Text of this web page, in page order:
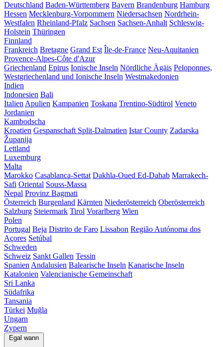
Deutschland Baden-Württemberg Bayern Brandenburg Hamburg
Hessen Mecklenburg-Vorpommern Niedersachsen Nordrhein-
Westfalen Rheinland-Pfalz Sachsen Sachsen-Anhalt Schleswig-
Holstein Thüringen
Finnland
Frankreich Bretagne Grand Est Île-de-France Neu-Aquitanien
Provence-Alpes-Côte d'Azur
Griechenland Epirus Ionische Inseln Nördliche Ägäis Peloponnes,
Westgriechenland und Ionische Inseln Westmakedonien
Indien
Indonesien Bali
Italien Apulien Kampanien Toskana Trentino-Südtirol Veneto
Jordanien
Kambodscha
Kroatien Gespanschaft Split-Dalmatien Istar County Zadarska
Županija
Lettland
Luxemburg
Malta
Marokko Casablanca-Settat Dakhla-Oued Ed-Dahab Marrakech-
Safi Oriental Souss-Massa
Nepal Provinz Bagmati
Österreich Burgenland Kärnten Niederösterreich Oberösterreich
Salzburg Steiermark Tirol Vorarlberg Wien
Polen
Portugal Beja Distrito de Faro Lissabon Região Autónoma dos
Açores Setúbal
Schweden
Schweiz Sankt Gallen Tessin
Spanien Andalusien Balearische Inseln Kanarische Inseln
Katalonien Valencianische Gemeinschaft
Sri Lanka
Südafrika
Tansania
Türkei Muğla
Ungarn
Zypern
Egal wann